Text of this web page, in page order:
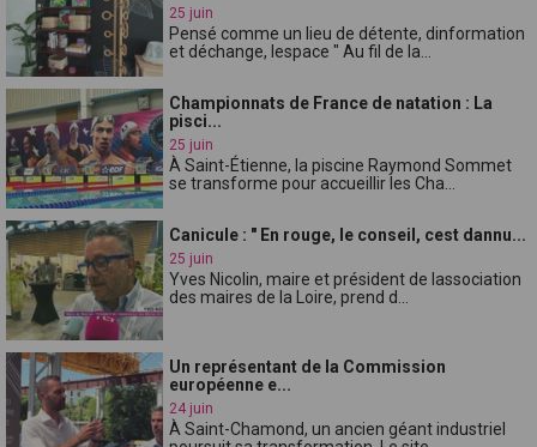
25 juin
Pensé comme un lieu de détente, dinformation
et déchange, lespace " Au fil de la...
Championnats de France de natation : La
pisci...
25 juin
À Saint-Étienne, la piscine Raymond Sommet
se transforme pour accueillir les Cha...
Canicule : " En rouge, le conseil, cest dannu...
25 juin
Yves Nicolin, maire et président de lassociation
des maires de la Loire, prend d...
Un représentant de la Commission
européenne e...
24 juin
À Saint-Chamond, un ancien géant industriel